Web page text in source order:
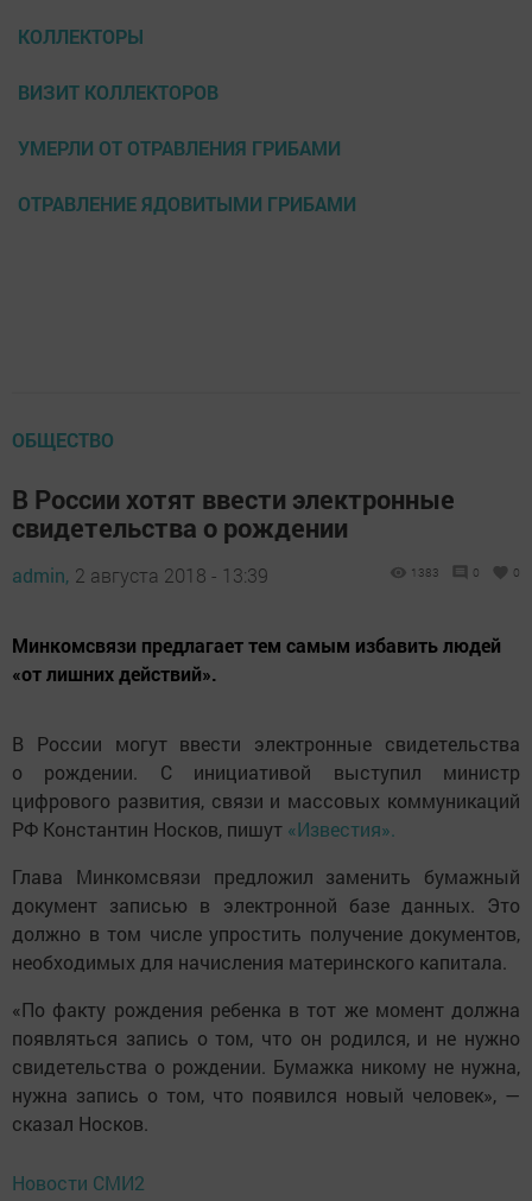
КОЛЛЕКТОРЫ
ВИЗИТ КОЛЛЕКТОРОВ
УМЕРЛИ ОТ ОТРАВЛЕНИЯ ГРИБАМИ
ОТРАВЛЕНИЕ ЯДОВИТЫМИ ГРИБАМИ
ОБЩЕСТВО
В России хотят ввести электронные
свидетельства о рождении
admin, 2 августа 2018 - 13:39 1383 0 0
Минкомсвязи предлагает тем самым избавить людей
«от лишних действий».
В России могут ввести электронные свидетельства
о рождении. С инициативой выступил министр
цифрового развития, связи и массовых коммуникаций
РФ Константин Носков, пишут «Известия».
Глава Минкомсвязи предложил заменить бумажный
документ записью в электронной базе данных. Это
должно в том числе упростить получение документов,
необходимых для начисления материнского капитала.
«По факту рождения ребенка в тот же момент должна
появляться запись о том, что он родился, и не нужно
свидетельства о рождении. Бумажка никому не нужна,
нужна запись о том, что появился новый человек», —
сказал Носков.
Новости СМИ2